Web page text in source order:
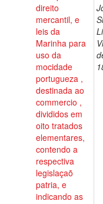
direito
mercantil, e
leis da
Marinha para
uso da
mocidade
portugueza ,
destinada ao
commercio ,
divididos em
oito tratados
elementares,
contendo a
respectiva
legislaçaõ
patria, e
indicando as